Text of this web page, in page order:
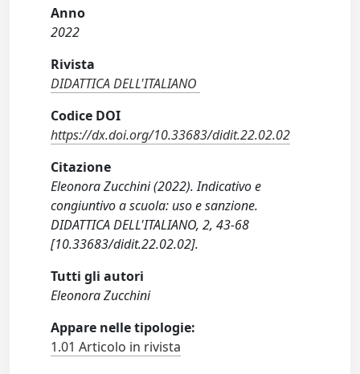
Anno
2022
Rivista
DIDATTICA DELL'ITALIANO
Codice DOI
https://dx.doi.org/10.33683/didit.22.02.02
Citazione
Eleonora Zucchini (2022). Indicativo e
congiuntivo a scuola: uso e sanzione.
DIDATTICA DELL'ITALIANO, 2, 43-68
[10.33683/didit.22.02.02].
Tutti gli autori
Eleonora Zucchini
Appare nelle tipologie:
1.01 Articolo in rivista